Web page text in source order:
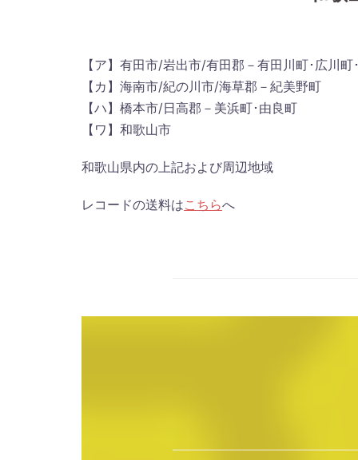
【ア】有田市/岩出市/有田郡－有田川町･広川
【カ】海南市/紀の川市/海草郡－紀美野町
【ハ】橋本市/日高郡－美浜町･由良町
【ワ】和歌山市
和歌山県内の上記および周辺地域
レコードの送料はこちらへ